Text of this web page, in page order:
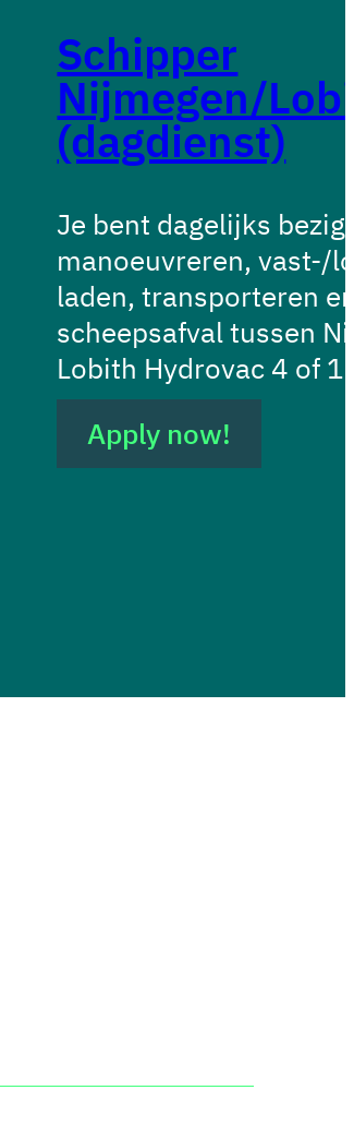
Schipper
Nijmegen/
(dagdienst)
Je bent dagelijks
manoeuvreren, vast-/
laden, transporteren
scheepsafval tussen
Lobith Hydrovac 4 of
Apply now!